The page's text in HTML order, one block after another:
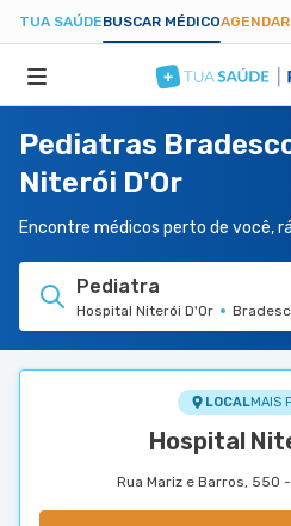
TUA SAÚDEBUSCAR MÉDICO
ESPECIALIDADES
HOSPITAIS
TUASAUDE.COM
Pediatras
Niterói D'Or
Encontre médicos perto de você,
Pediatra
Hospital Niterói D'Or
LOCALMAIS
Hospital
Rua Mariz e Barros, 550